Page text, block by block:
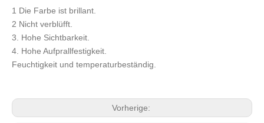
1 Die Farbe ist brillant.
2 Nicht verblüfft.
3. Hohe Sichtbarkeit.
4. Hohe Aufprallfestigkeit.
Feuchtigkeit und temperaturbeständig.
Vorherige: